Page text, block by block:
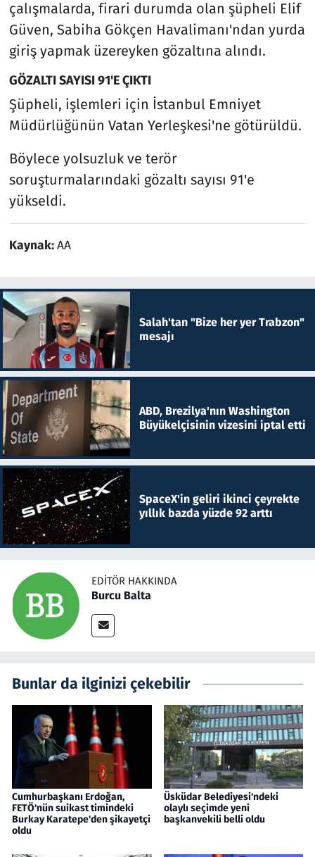
çalışmalarda, firari durumda olan şüpheli Elif
Güven, Sabiha Gökçen Havalimanı'ndan yurda
giriş yapmak üzereyken gözaltına alındı.
GÖZALTI SAYISI 91'E ÇIKTI
Şüpheli, işlemleri için İstanbul Emniyet
Müdürlüğünün Vatan Yerleşkesi'ne götürüldü.
Böylece yolsuzluk ve terör
soruşturmalarındaki gözaltı sayısı 91'e
yükseldi.
Kaynak:AA
Salah'tan "Bize her yer Trabzon"
mesajı
ABD, Brezilya'nın Washington
Büyükelçisinin vizesini iptal etti
SpaceX'in geliri ikinci çeyrekte
yıllık bazda yüzde 92 arttı
EDITÖR HAKKINDA
Burcu Balta
Bunlar da ilginizi çekebilir
Cumhurbaşkanı Erdoğan,
FETÖ'nün suikast timindeki
Burkay Karatepe'den şikayetçi
oldu
Üsküdar Belediyesi'ndeki
olaylı seçimde yeni
başkanvekili belli oldu